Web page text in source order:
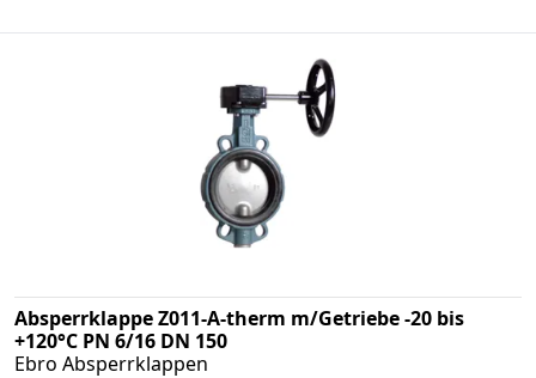
Absperrklappe Z011-A-therm m/Getriebe -20 bis
+120°C PN 6/16 DN 150
Ebro Absperrklappen